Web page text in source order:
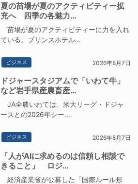
夏の苗場が夏のアクティビティー拡
充へ 四季の各魅力…
苗場が夏のアクティビティーに力を入れ
ている。プリンスホテル…
ビジネス 2026年8月7日
ドジャースタジアムで「いわて牛」
など岩手県産農畜産…
JA全農いわては、米大リーグ・ドジャ
ースとの2026年シー…
ビジネス 2026年8月7日
「人がAIに求めるのは信頼し相談で
きること」 ロジ…
経済産業省が公募した「国際ルール形